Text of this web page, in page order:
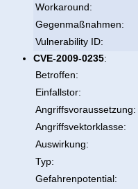
Workaround:
Gegenmaßnahmen:
Vulnerability ID:
CVE-2009-0235:
Betroffen:
Einfallstor:
Angriffsvoraussetzung:
Angriffsvektorklasse:
Auswirkung:
Typ:
Gefahrenpotential: